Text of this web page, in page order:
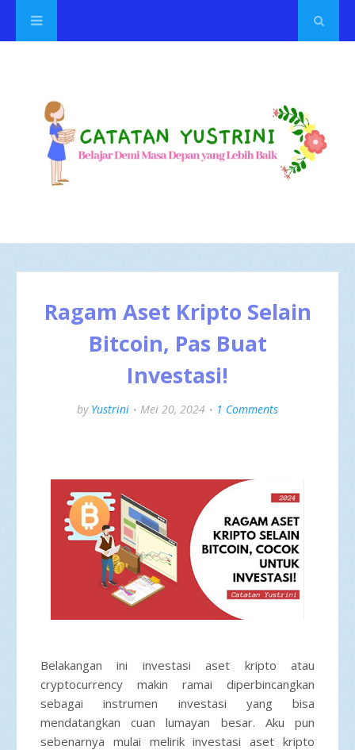
Ragam Aset Kripto Selain
Bitcoin, Pas Buat
Investasi!
by Yustrini Mei 20, 2024 1 Comments
Belakangan ini investasi aset kripto atau
cryptocurrency makin ramai diperbincangkan
sebagai instrumen investasi yang bisa
mendatangkan cuan lumayan besar. Aku pun
sebenarnya mulai melirik investasi aset kripto